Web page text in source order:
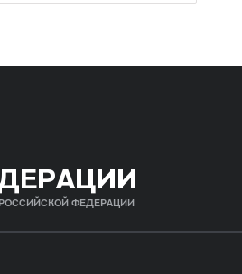
ФЕДЕРАЦИИ